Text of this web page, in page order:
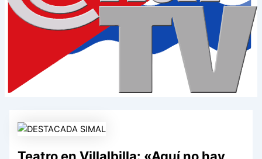
Teatro en Villalbilla: «Aquí no hay